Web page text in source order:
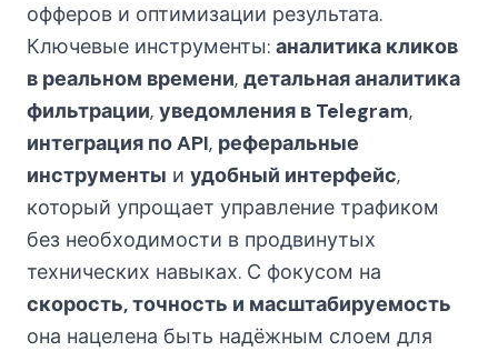
офферов и оптимизации результата.
Ключевые инструменты: аналитика кликов
в реальном времени, детальная аналитика
фильтрации, уведомления в Telegram,
интеграция по API, реферальные
инструменты и удобный интерфейс,
который упрощает управление трафиком
без необходимости в продвинутых
технических навыках. С фокусом на
скорость, точность и масштабируемость
она нацелена быть надёжным слоем для